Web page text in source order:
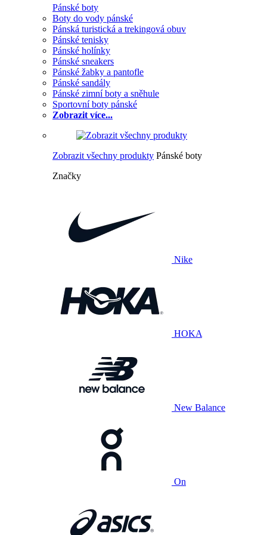
Pánské boty
Boty do vody pánské
Pánská turistická a trekingová obuv
Pánské tenisky
Pánské holínky
Pánské sneakers
Pánské žabky a pantofle
Pánské sandály
Pánské zimní boty a sněhule
Sportovní boty pánské
Zobrazit více...
Zobrazit všechny produkty Pánské boty
Značky
Nike
HOKA
New Balance
On